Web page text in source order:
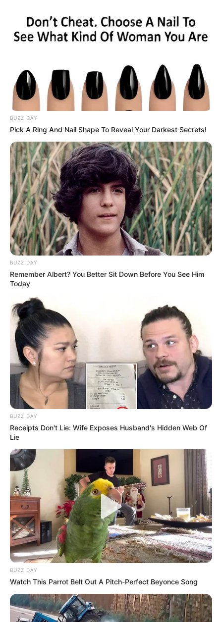
e Napolit për mbrojtësin Kulibali.
BUZZ DAY
Pick A Ring And Nail Shape To Reveal Your Darkest Secrets!
BUZZ DAY
Remember Albert? You Better Sit Down Before You See Him
Today
BUZZ DAY
Receipts Don't Lie: Wife Exposes Husband's Hidden Web Of
Lie
BUZZ DAY
Watch This Parrot Belt Out A Pitch-Perfect Beyonce Song